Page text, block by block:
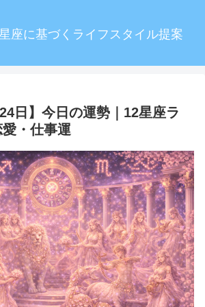
座に基づくライフスタイル提案
24日】今日の運勢｜12星座ラ
・仕事運